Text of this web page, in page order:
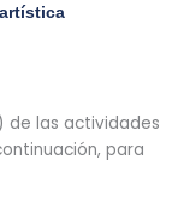
de las actividades
para